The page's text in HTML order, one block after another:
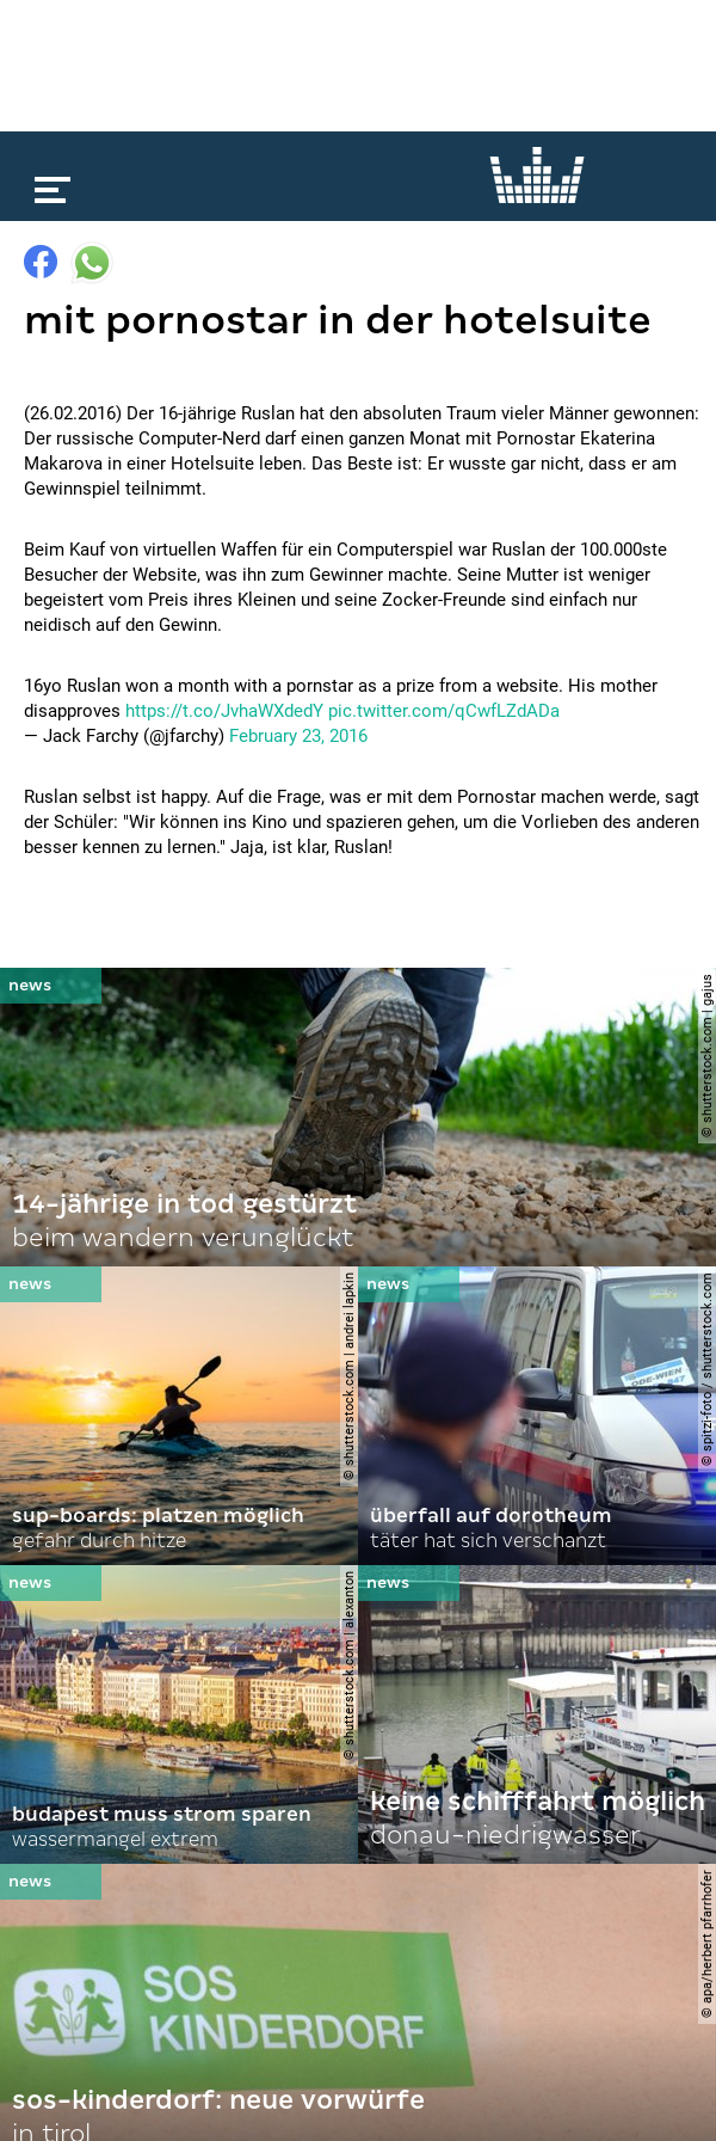
mit pornostar in der hotelsuite
(26.02.2016) Der 16-jährige Ruslan hat den absoluten Traum vieler Männer gewonnen:
Der russische Computer-Nerd darf einen ganzen Monat mit Pornostar Ekaterina
Makarova in einer Hotelsuite leben. Das Beste ist: Er wusste gar nicht, dass er am
Gewinnspiel teilnimmt.
Beim Kauf von virtuellen Waffen für ein Computerspiel war Ruslan der 100.000ste
Besucher der Website, was ihn zum Gewinner machte. Seine Mutter ist weniger
begeistert vom Preis ihres Kleinen und seine Zocker-Freunde sind einfach nur
neidisch auf den Gewinn.
16yo Ruslan won a month with a pornstar as a prize from a website. His mother
disapproves https://t.co/JvhaWXdedY pic.twitter.com/qCwfLZdADa
— Jack Farchy (@jfarchy) February 23, 2016
Ruslan selbst ist happy. Auf die Frage, was er mit dem Pornostar machen werde, sagt
der Schüler: "Wir können ins Kino und spazieren gehen, um die Vorlieben des anderen
besser kennen zu lernen." Jaja, ist klar, Ruslan!
© shutterstock.com | gajus
14-jährige in tod gestürzt
beim wandern verunglückt
© shutterstock.com | andrei lapkin
sup-boards: platzen möglich
gefahr durch hitze
© spitzi-foto / shutterstock.com
überfall auf dorotheum
täter hat sich verschanzt
© shutterstock.com | alexanton
budapest muss strom sparen
wassermangel extrem
keine schifffahrt möglich
donau-niedrigwasser
© apa/herbert pfarrhofer
sos-kinderdorf: neue vorwürfe
in tirol